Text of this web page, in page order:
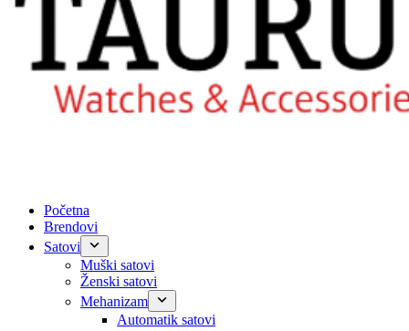
Početna
Brendovi
Satovi
Muški satovi
Ženski satovi
Mehanizam
Automatik satovi